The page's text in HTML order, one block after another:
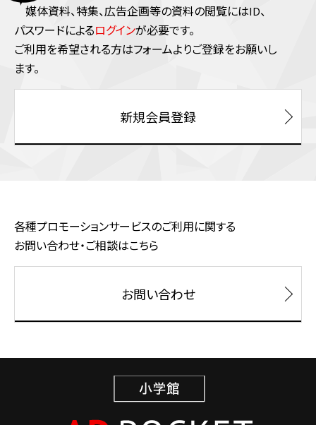
媒体資料、特集、広告企画等の資料の閲覧にはID、
パスワードによるログインが必要です。
ご利⽤を希望される⽅はフォームよりご登録をお願いし
ます。
新規会員登録
各種プロモーションサービスのご利用に関する
お問い合わせ・ご相談はこちら
お問い合わせ